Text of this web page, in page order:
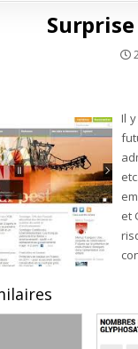
Il
et